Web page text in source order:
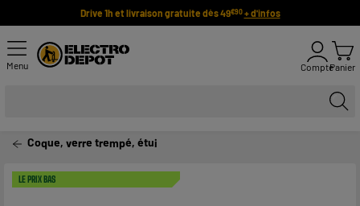
Drive 1h et livraison gratuite dès 49€90 + d'infos
Menu ComptePanier
Coque, verre trempé, étui
LE PRIX BAS